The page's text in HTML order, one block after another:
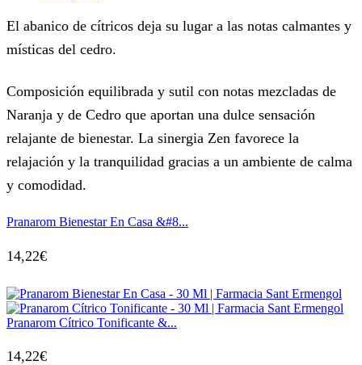
El abanico de cítricos deja su lugar a las notas calmantes y
místicas del cedro.
Composición equilibrada y sutil con notas mezcladas de
Naranja y de Cedro que aportan una dulce sensación
relajante de bienestar. La sinergia Zen favorece la
relajación y la tranquilidad gracias a un ambiente de calma
y comodidad.
Pranarom Bienestar En Casa &#8...
14,22€
Pranarom Cítrico Tonificante &...
14,22€